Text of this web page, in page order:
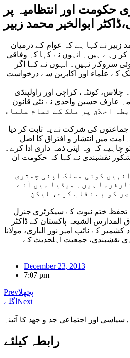
حکومت اور انتظامیہ پر
ابوالخیر محمد زبیر
زبیر نے کہا ہے کہ عوام کے درمیان
کر رہے ہیں۔ انہوں نے کہا کہ وفاقی
سروکار نہیں۔ انہوں نے کہا اگر
کے علماء اور اکابرین سے درخواست
کوئٹہ، کراچی اور راولپنڈی
عارف حسین واحدی نے نئی قانون
سازی کی کوئی ضرورت نہیں پہلے سے موجود قوانین پر عملدرآمد یقینی بنایا جائے۔ ملی یکجہتی کونسل کے 17 نکاتی ضابطہ اخلاق پر ملک کے تمام علماء
کی شرکت نے یہ ثابت کر دیا
میں انتشار و افتراق کا اصل
کہ وہ اپنی ذمہ داری ادا کرے۔
نقشبندی نے کہا کہ حکومت ان
کوئی مسلک اپنی چھتری
ہیں۔ میڈیا میں آنے
کو بے نقاب کرے، لیکن
تحفظ ختم نبوت کے سیکرٹری جنرل
الشیعہ پاکستان کے ڈاکٹر
کے نائب امیر نور الباری، مولانا
نقشبندی، جمعیت اہلحدیث کے
December 23, 2013
7:07 pm
Prevپچھلا
اگلے Next
اور اجتماعی جد و جهد کا آئینہ